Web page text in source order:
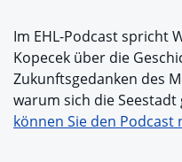
Im EHL-Podcast spricht
Kopecek über die
Zukunftsgedanken des
warum sich die
können Sie den Podcast